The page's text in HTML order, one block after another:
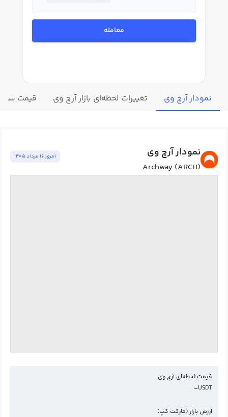
معامله
نمودار آرچ وی تغییرات لحظه‌ای بازار آرچ وی قیمت
نمودار آرچ وی
Archway (ARCH)
امروز ١٦ مرداد ١٤٠٥
قیمت لحظه‌ای آرچ وی
USDT
-
ارزش بازار (مارکت کپ)